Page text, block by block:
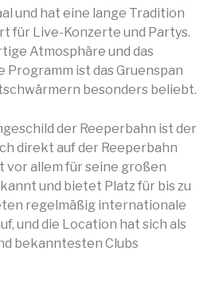
und hat eine lange Tradition
für Live-Konzerte und Partys.
Atmosphäre und das
ist das Gruenspan
besonders beliebt.
der Reeperbahn ist der
direkt auf der Reeperbahn
vor allem für seine großen
und bietet Platz für bis zu
regelmäßig internationale
und die Location hat sich als
bekanntesten Clubs